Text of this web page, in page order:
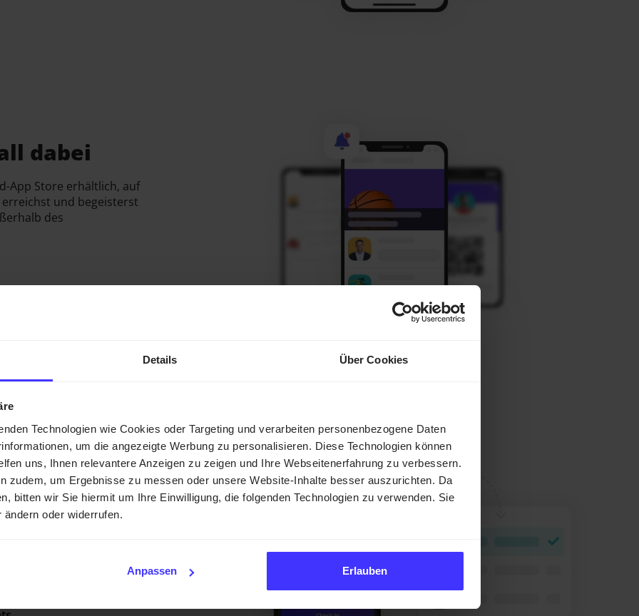
Details Über Cookies
Technologien wie Cookies oder Targeting und verarbeiten personenbezogene Daten
um die angezeigte Werbung zu personalisieren. Diese Technologien können
uns, Ihnen relevantere Anzeigen zu zeigen und Ihre Webseitenerfahrung zu verbessern.
zudem, um Ergebnisse zu messen oder unsere Website-Inhalte besser auszurichten. Da
bitten wir Sie hiermit um Ihre Einwilligung, die folgenden Technologien zu verwenden. Sie
oder widerrufen.
Anpassen Erlauben
dabei
App Store erhältlich, auf
und begeisterst
des
im Verein
optimierte